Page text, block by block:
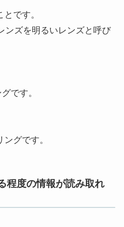
です。
ンズを明るいレンズと呼び
です。
グです。
程度の情報が読み取れ